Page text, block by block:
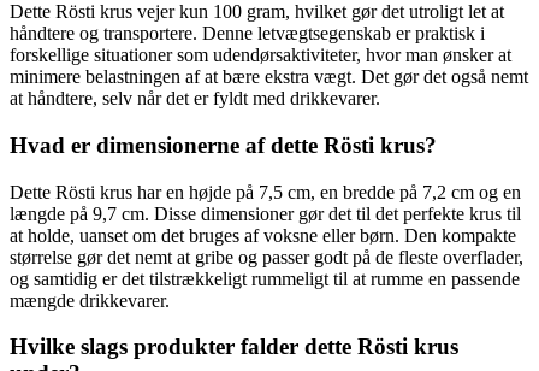
Dette Rösti krus vejer kun 100 gram, hvilket gør det utroligt let at
håndtere og transportere. Denne letvægtsegenskab er praktisk i
forskellige situationer som udendørsaktiviteter, hvor man ønsker at
minimere belastningen af ​​at bære ekstra vægt. Det gør det også nemt
at håndtere, selv når det er fyldt med drikkevarer.
Hvad er dimensionerne af dette Rösti krus?
Dette Rösti krus har en højde på 7,5 cm, en bredde på 7,2 cm og en
længde på 9,7 cm. Disse dimensioner gør det til det perfekte krus til
at holde, uanset om det bruges af voksne eller børn. Den kompakte
størrelse gør det nemt at gribe og passer godt på de fleste overflader,
og samtidig er det tilstrækkeligt rummeligt til at rumme en passende
mængde drikkevarer.
Hvilke slags produkter falder dette Rösti krus